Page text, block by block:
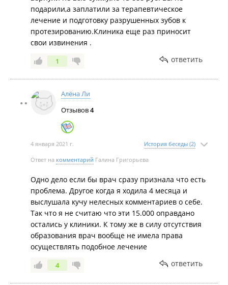
вернуть 90 тысяч из 105. Я сказала, что мне нужна
полная сумма. Цитирую ответ:
«Ну извинтиляйте, я вам тогда сейчас ответ наваяю
и можете идти с ним в суд»
Браво, отличная работа с клиентами!
Встретилась с главврачом. Моя просьба была
услышана, за что ей большое спасибо. Отправила
на консультацию к другому врачу, в ходе которой и
трещина нашлась, и подтвердились пережатые
десна. Доверие подорвано и проходить лечение в
Триденте я уже побаивалась, так что пошла к
другому специалисту.
Забрала 90 тысяч, потому что таскаться по судам, за
свои деньги делать экспертизу и упускать
время(напоминаю про пережатые десна) не
хотелось. Можно сказать, я просто подарила
Триденту 15 тысяч рублей.
подарили,а заплатили за терапевтическое
лечение и подготовку разрушенных зубов к
протезированию.Клиника еще раз приносит
свои извинения .
1 ответить
Алёна Ли
Отзывов4
4 января 2021 г. История беседы (2)
Ответ на комментарий Галина Григорьева
Одно дело если бы врач сразу признала что есть
проблема. Другое когда я ходила 4 месяца и
выслушала кучу нелесных комментариев о себе.
Так что я не считаю что эти 15.000 оправдано
остались у клиники. К тому же в силу отсутствия
образования врач вообще не имела права
осуществлять подобное лечение
4 ответить